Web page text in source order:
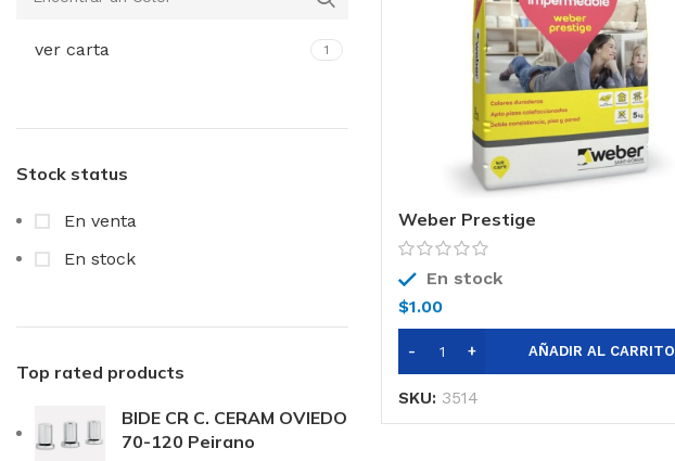
ver carta 1
Stock status
En venta
En stock
Top rated products
BIDE CR C. CERAM OVIEDO
70-120 Peirano
Weber Prestige
En stock
$1.00
AÑADIR AL CARRITO
SKU: 3514